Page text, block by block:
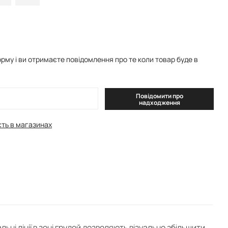
і ви отримаєте повідомлення про те коли товар буде в
Повідомити про
надходження
в магазинах